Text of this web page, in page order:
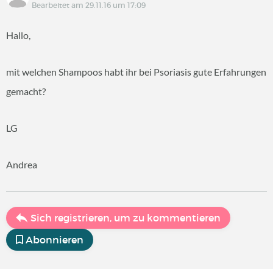
Bearbeitet am 29.11.16 um 17:09
Hallo,
mit welchen Shampoos habt ihr bei Psoriasis gute Erfahrungen
gemacht?
LG
Andrea
Sich registrieren, um zu kommentieren
Abonnieren